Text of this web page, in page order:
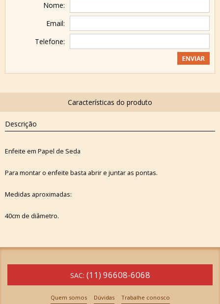
Nome:
Email:
Telefone:
Descrição
Enfeite em Papel de Seda
Para montar o enfeite basta abrir e juntar as pontas.
Medidas aproximadas:
40cm de diâmetro.
SAC: (11) 96608-6068
Quem somos Dúvidas Trabalhe conosco